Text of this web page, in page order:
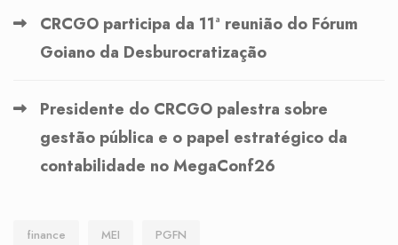
CRCGO participa da 11ª reunião do Fórum
Goiano da Desburocratização
Presidente do CRCGO palestra sobre
gestão pública e o papel estratégico da
contabilidade no MegaConf26
finance MEI PGFN